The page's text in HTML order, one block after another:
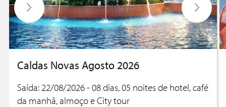
Caldas Novas Agosto 2026
Saída: 22/08/2026 - 08 dias, 05 noites de hotel, café
da manhã, almoço e City tour